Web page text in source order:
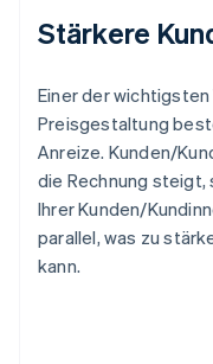
Stärkere
Einer der
Preisgestaltung
Anreize. Kunden/
die Rechnung steigt,
Ihrer Kunden/
parallel, was zu
kann.